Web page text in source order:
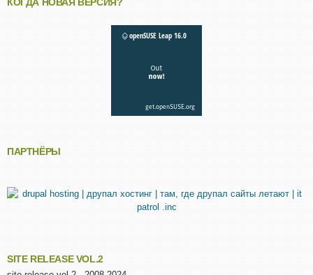
ПАРТНЁРЫ
SITE RELEASE VOL.2